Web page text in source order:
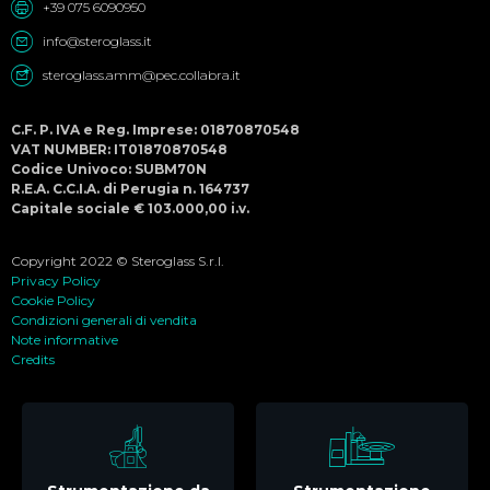
+39 075 6090950
info@steroglass.it
steroglass.amm@pec.collabra.it
C.F. P. IVA e Reg. Imprese: 01870870548
VAT NUMBER: IT01870870548
Codice Univoco: SUBM70N
R.E.A. C.C.I.A. di Perugia n. 164737
Capitale sociale € 103.000,00 i.v.
Copyright 2022 © Steroglass S.r.l.
Privacy Policy
Cookie Policy
Condizioni generali di vendita
Note informative
Credits